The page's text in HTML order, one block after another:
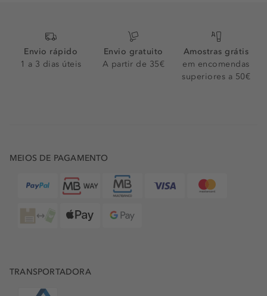
Envio rápido
1 a 3 dias úteis
Envio gratuito
A partir de 35€
Amostras grátis
em encomendas
superiores a 50€
MEIOS DE PAGAMENTO
TRANSPORTADORA